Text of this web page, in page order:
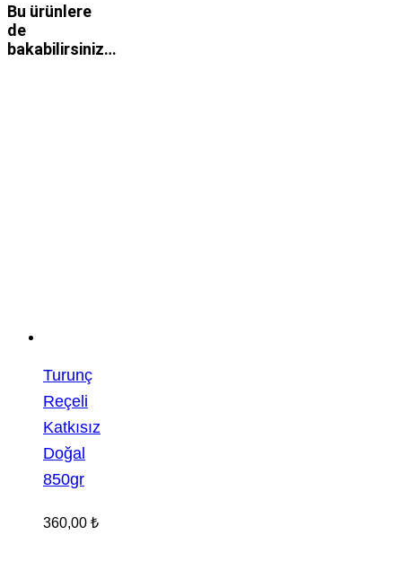
Bu ürünlere
de
bakabilirsiniz…
Turunç
Reçeli
Katkısız
Doğal
850gr
360,00 ₺